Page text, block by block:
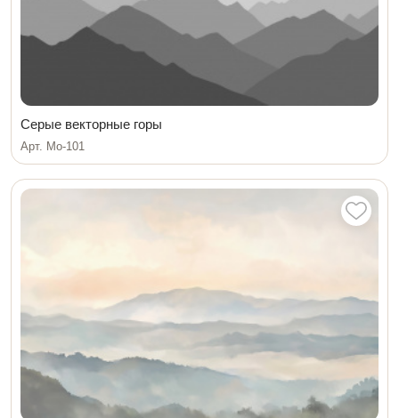
Серые векторные горы
Арт. Мо-101